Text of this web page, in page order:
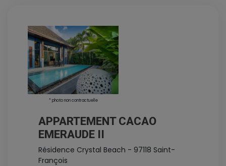
* photo non contractuelle
APPARTEMENT CACAO
EMERAUDE II
Résidence Crystal Beach - 97118 Saint-
François